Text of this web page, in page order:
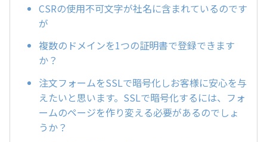
CSRの使用不可文字が社名に含まれているのです
が
複数のドメインを1つの証明書で登録できます
か？
注文フォームをSSLで暗号化しお客様に安心を与
えたいと思います。SSLで暗号化するには、フォ
ームのページを作り変える必要があるのでしょ
うか？